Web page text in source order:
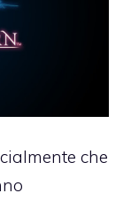
che